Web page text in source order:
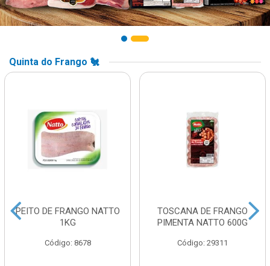
Quinta do Frango 🐔
PEITO DE FRANGO NATTO
1KG
Código: 8678
TOSCANA DE FRANGO
PIMENTA NATTO 600G
Código: 29311